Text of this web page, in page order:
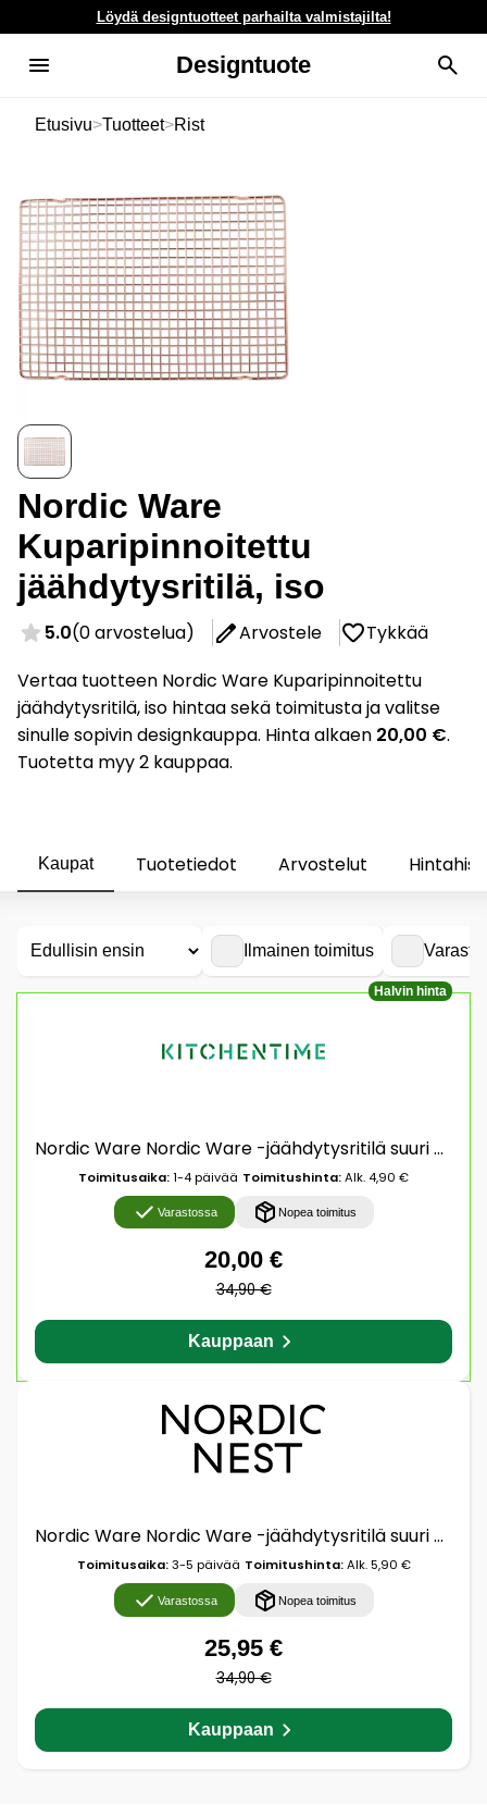
Löydä designtuotteet parhailta valmistajilta!
Designtuote
Etusivu>Tuotteet>Rist
Nordic Ware
Kuparipinnoitettu
jäähdytysritilä, iso
5.0(0 arvostelua) Arvostele
Tykkää
Vertaa tuotteen Nordic Ware Kuparipinnoitettu
jäähdytysritilä, iso hintaa sekä toimitusta ja valitse
sinulle sopivin designkauppa. Hinta alkaen 20,00 €.
Tuotetta myy 2 kauppaa.
Kaupat Tuotetiedot Arvostelut
Ilmainen toimitus
Halvin hinta
Nordic Ware Nordic Ware -jäähdytysritilä suuri 28,9 x 42,5 cm Kupit
Toimitusaika:1-4 päivää Toimitushinta:Alk. 4,90 €
Varastossa Nopea toimitus
20,00 €
34,90 €
Kauppaan
Nordic Ware Nordic Ware -jäähdytysritilä suuri 28,9 x 42,5 cm Kupit
Toimitusaika:3-5 päivää Toimitushinta:Alk. 5,90 €
Varastossa Nopea toimitus
25,95 €
34,90 €
Kauppaan